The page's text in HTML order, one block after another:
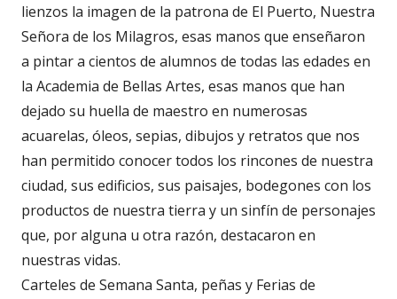
lienzos la imagen de la patrona de El Puerto, Nuestra
Señora de los Milagros, esas manos que enseñaron
a pintar a cientos de alumnos de todas las edades en
la Academia de Bellas Artes, esas manos que han
dejado su huella de maestro en numerosas
acuarelas, óleos, sepias, dibujos y retratos que nos
han permitido conocer todos los rincones de nuestra
ciudad, sus edificios, sus paisajes, bodegones con los
productos de nuestra tierra y un sinfín de personajes
que, por alguna u otra razón, destacaron en
nuestras vidas.
Carteles de Semana Santa, peñas y Ferias de